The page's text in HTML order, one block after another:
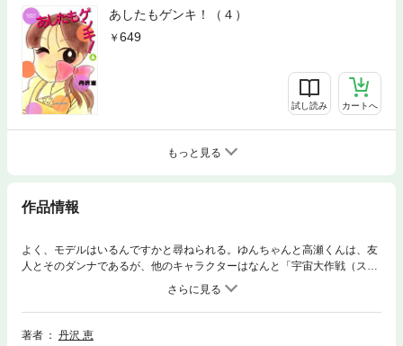
あしたもゲンキ！（４）
649
試し読み カートへ
もっと見る
作品情報
よく、モデルはいるんですかと尋ねられる。ゆんちゃんと高瀬くんは、友
人とそのダンナであるが、他のキャラクターはなんと「宇宙大作戦（スタ
著者
丹沢 恵